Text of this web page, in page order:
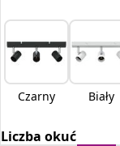
Czarny Biały
Liczba okuć